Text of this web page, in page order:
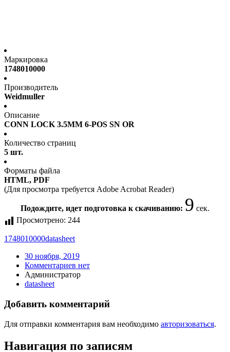
Маркировка
1748010000
Производитель
Weidmuller
Описание
CONN LOCK 3.5MM 6-POS SN OR
Количество страниц
5 шт.
Форматы файла
HTML, PDF
(Для просмотра требуется Adobe Acrobat Reader)
Подождите, идет подготовка к скачиванию: 9 сек.
Просмотрено: 244
1748010000datasheet
30 ноября, 2019
Комментариев нет
Администратор
datasheet
Добавить комментарий
Для отправки комментария вам необходимо авторизоваться.
Навигация по записям